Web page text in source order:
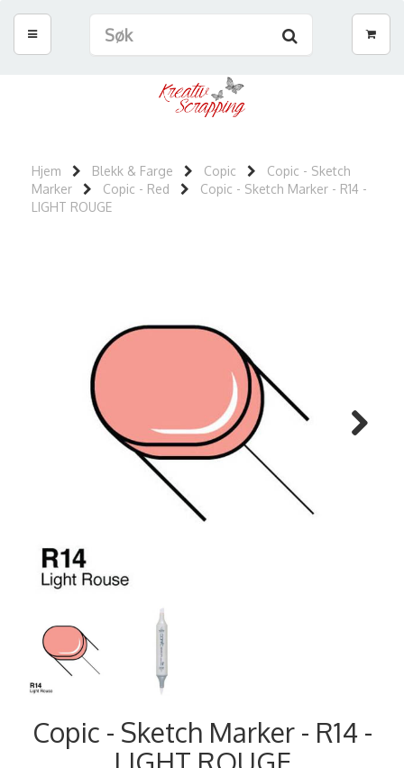
Hjem Blekk & Farge Copic
Copic - Sketch
Marker
Copic - Red
Copic - Sketch Marker - R14 -
LIGHT ROUGE
Copic - Sketch Marker - R14 -